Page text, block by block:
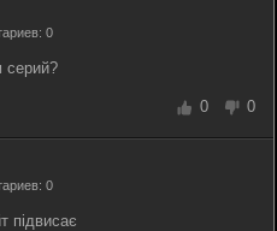
0
серий?
0 0
0
підвисає